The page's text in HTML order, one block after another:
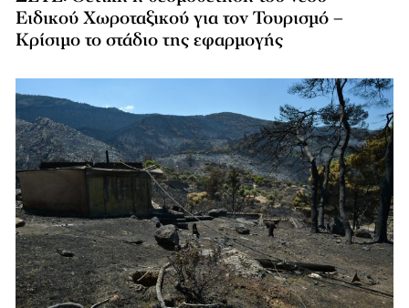
Ειδικού Χωροταξικού για τον Τουρισμό –
Κρίσιμο το στάδιο της εφαρμογής